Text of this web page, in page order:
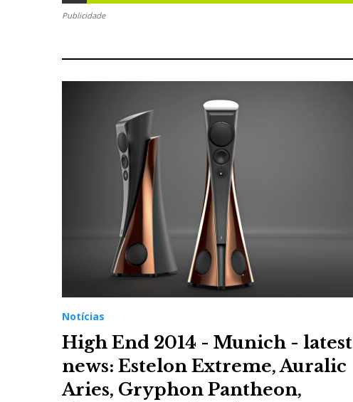
Publicidade
Notícias
High End 2014 - Munich - latest
news: Estelon Extreme, Auralic
Aries, Gryphon Pantheon,